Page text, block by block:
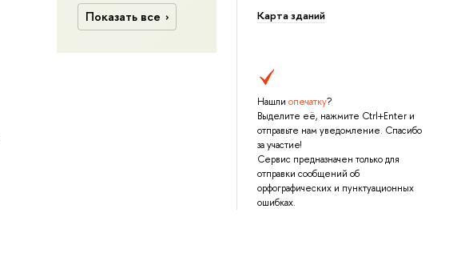
Карта зданий
Нашли опечатку?
Выделите её, нажмите Ctrl+Enter и
отправьте нам уведомление. Спасибо
за участие!
Сервис предназначен только для
отправки сообщений об
орфографических и пунктуационных
ошибках.
Показать все